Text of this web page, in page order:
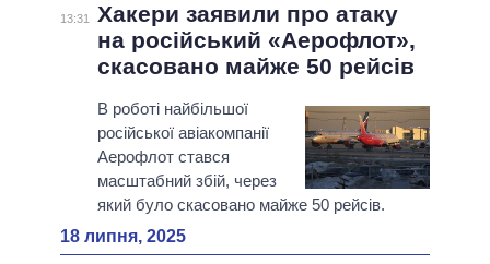
13:31
Хакери заявили про атаку
на російський «Аерофлот»,
скасовано майже 50 рейсів
В роботі найбільшої
російської авіакомпанії
Аерофлот стався
масштабний збій, через
який було скасовано майже 50 рейсів.
18 липня, 2025